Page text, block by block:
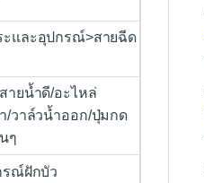
และอุปกรณ์>สายฉีด
ายน้ำดี/อะไหล่
/วาล์วน้ำออก/ปุ่มกด
ๆ
รณ์ฝักบัว